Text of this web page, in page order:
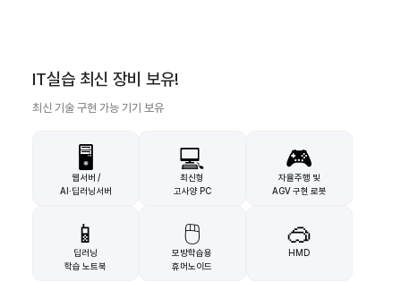
IT실습 최신 장비 보유!
최신 기술 구현 가능 기기 보유
🖥️
웹서버 /
AI·딥러닝서버
💻
최신형
고사양 PC
🎮
자율주행 및
AGV 구현 로봇
📱
딥러닝
학습 노트북
🖱️
모방학습용
휴머노이드
🥽
HMD